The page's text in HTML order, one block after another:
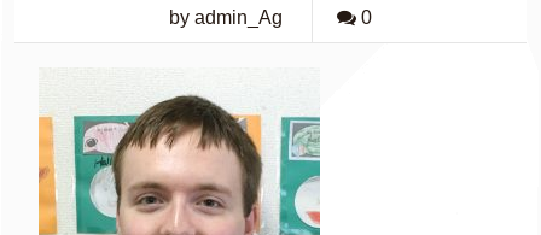
by admin_Ag 0